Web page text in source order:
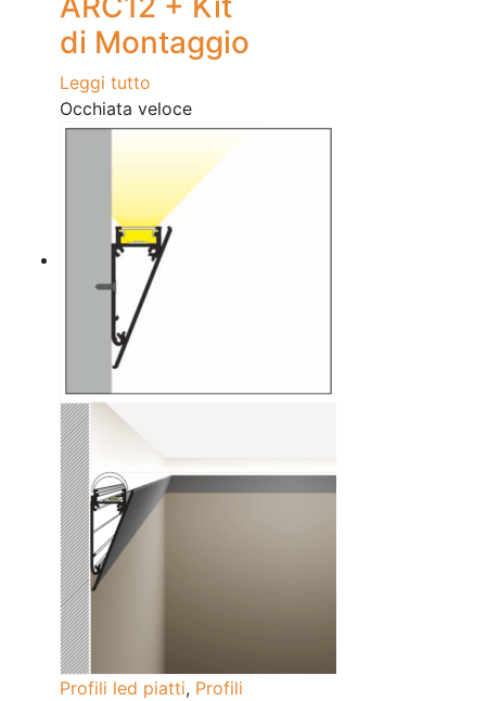
di Montaggio
Leggi tutto
Occhiata veloce
Profili led piatti, Profili